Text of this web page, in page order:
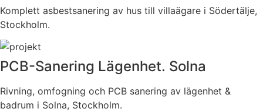
Komplett asbestsanering av hus till villaägare i Södertälje,
Stockholm.
PCB-Sanering Lägenhet. Solna
Rivning, omfogning och PCB sanering av lägenhet &
badrum i Solna, Stockholm.